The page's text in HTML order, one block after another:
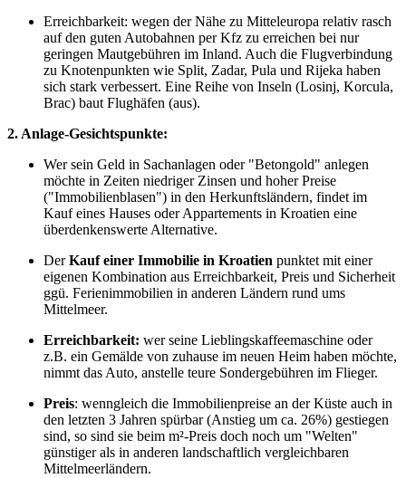
Erreichbarkeit: wegen der Nähe zu Mitteleuropa relativ rasch
auf den guten Autobahnen per Kfz zu erreichen bei nur
geringen Mautgebühren im Inland. Auch die Flugverbindung
zu Knotenpunkten wie Split, Zadar, Pula und Rijeka haben
sich stark verbessert. Eine Reihe von Inseln (Losinj, Korcula,
Brac) baut Flughäfen (aus).
2. Anlage-Gesichtspunkte:
Wer sein Geld in Sachanlagen oder "Betongold" anlegen
möchte in Zeiten niedriger Zinsen und hoher Preise
("Immobilienblasen") in den Herkunftsländern, findet im
Kauf eines Hauses oder Appartements in Kroatien eine
überdenkenswerte Alternative.
DerKauf einer Immobilie in Kroatien punktet mit einer
eigenen Kombination aus Erreichbarkeit, Preis und Sicherheit
ggü. Ferienimmobilien in anderen Ländern rund ums
Mittelmeer.
Erreichbarkeit: wer seine Lieblingskaffeemaschine oder
z.B. ein Gemälde von zuhause im neuen Heim haben möchte,
nimmt das Auto, anstelle teure Sondergebühren im Flieger.
Preis: wenngleich die Immobilienpreise an der Küste auch in
den letzten 3 Jahren spürbar (Anstieg um ca. 26%) gestiegen
sind, so sind sie beim m²-Preis doch noch um "Welten"
günstiger als in anderen landschaftlich vergleichbaren
Mittelmeerländern.